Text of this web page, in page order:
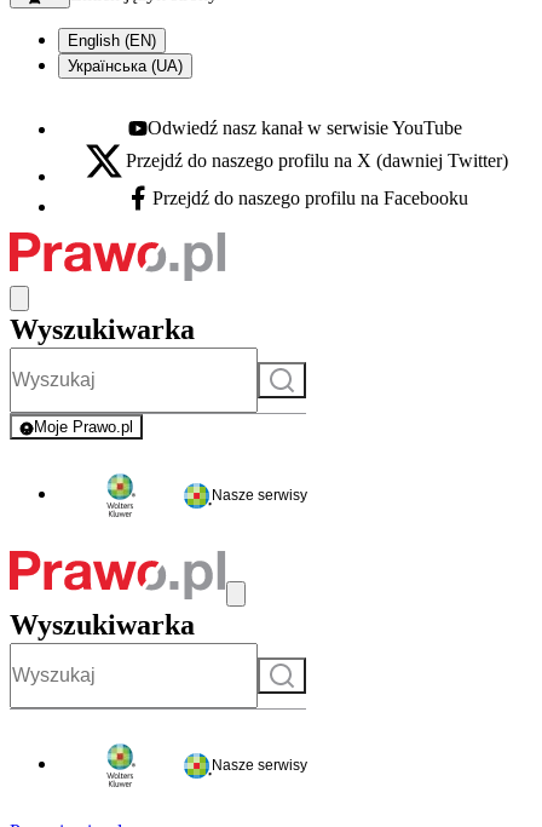
English (EN)
Українська (UA)
Youtube - otwiera się w nowej karcie
Odwiedź nasz kanał w serwisie YouTube
X - otwiera się w nowej karcie
Przejdź do naszego profilu na X (dawniej Twitter)
Facebook - otwiera się w nowej karcie
Przejdź do naszego profilu na Facebooku
Wyszukiwarka
Szukaj
Moje Prawo.pl
- rejestracja i logowanie do serwisu
Nasze serwisy
Wyszukiwarka
Szukaj
Nasze serwisy